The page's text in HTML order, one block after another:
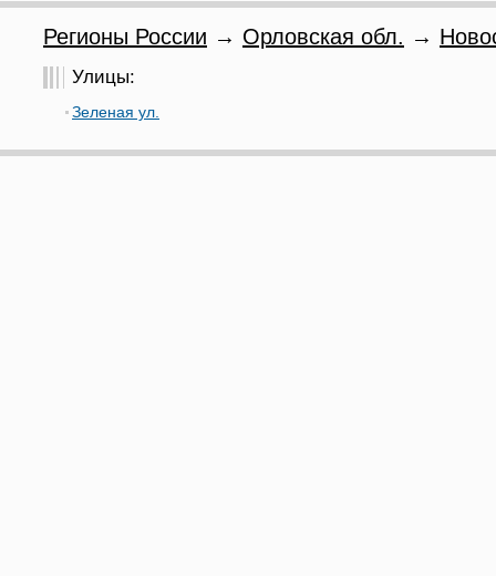
Регионы России → Орловская обл. →
Улицы:
Зеленая ул.